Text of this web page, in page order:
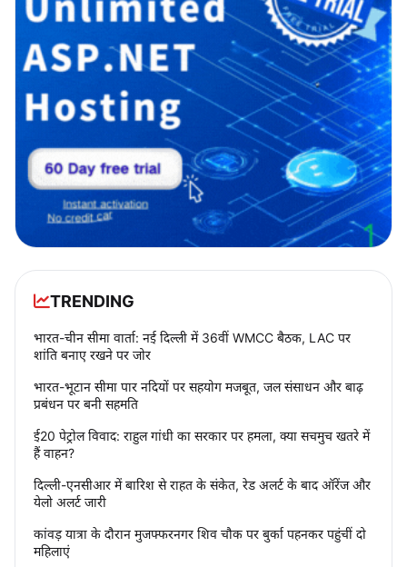
TRENDING
भारत-चीन सीमा वार्ता: नई दिल्ली में 36वीं WMCC बैठक, LAC पर
शांति बनाए रखने पर जोर
भारत-भूटान सीमा पार नदियों पर सहयोग मजबूत, जल संसाधन और बाढ़
प्रबंधन पर बनी सहमति
ई20 पेट्रोल विवाद: राहुल गांधी का सरकार पर हमला, क्या सचमुच खतरे में
हैं वाहन?
दिल्ली-एनसीआर में बारिश से राहत के संकेत, रेड अलर्ट के बाद ऑरेंज और
येलो अलर्ट जारी
कांवड़ यात्रा के दौरान मुजफ्फरनगर शिव चौक पर बुर्का पहनकर पहुंचीं दो
महिलाएं